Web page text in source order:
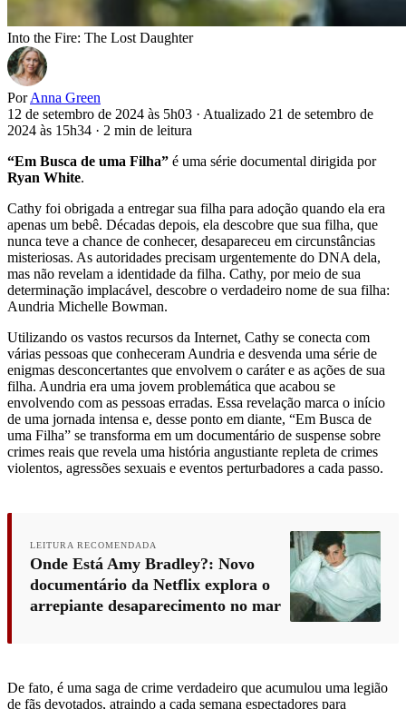
Into the Fire: The Lost Daughter
Por Anna Green
12 de setembro de 2024 às 5h03 · Atualizado 21 de setembro de
2024 às 15h34 · 2 min de leitura
“Em Busca de uma Filha” é uma série documental dirigida por
Ryan White.
Cathy foi obrigada a entregar sua filha para adoção quando ela era
apenas um bebê. Décadas depois, ela descobre que sua filha, que
nunca teve a chance de conhecer, desapareceu em circunstâncias
misteriosas. As autoridades precisam urgentemente do DNA dela,
mas não revelam a identidade da filha. Cathy, por meio de sua
determinação implacável, descobre o verdadeiro nome de sua filha:
Aundria Michelle Bowman.
Utilizando os vastos recursos da Internet, Cathy se conecta com
várias pessoas que conheceram Aundria e desvenda uma série de
enigmas desconcertantes que envolvem o caráter e as ações de sua
filha. Aundria era uma jovem problemática que acabou se
envolvendo com as pessoas erradas. Essa revelação marca o início
de uma jornada intensa e, desse ponto em diante, “Em Busca de
uma Filha” se transforma em um documentário de suspense sobre
crimes reais que revela uma história angustiante repleta de crimes
violentos, agressões sexuais e eventos perturbadores a cada passo.
LEITURA RECOMENDADA
Onde Está Amy Bradley?: Novo
documentário da Netflix explora o
arrepiante desaparecimento no mar
De fato, é uma saga de crime verdadeiro que acumulou uma legião
de fãs devotados, atraindo a cada semana espectadores para